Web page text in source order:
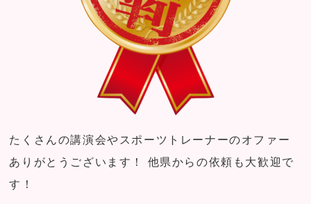
たくさんの講演会やスポーツトレーナーのオファー
ありがとうございます！ 他県からの依頼も大歓迎で
す！